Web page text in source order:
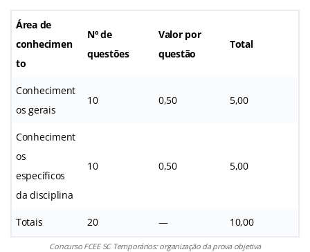
Área de
conhecimen
to
Nº de
questões
Valor por
questão
Total
Conheciment
os gerais
10 0,50 5,00
Conheciment
os
específicos
da disciplina
10 0,50 5,00
Totais 20 — 10,00
Concurso FCEE SC Temporários: organização da prova objetiva